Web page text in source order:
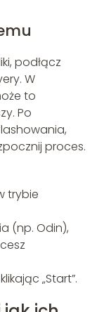
podłącz
W
to
Po
proces.
trybie
(np. Odin),
„Start”.